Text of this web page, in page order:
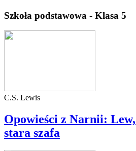
Szkoła podstawowa - Klasa 5
C.S. Lewis
Opowieści z Narnii:
stara szafa